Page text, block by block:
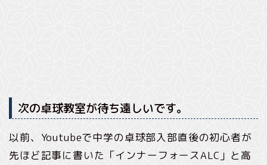
次の卓球教室が待ち遠しいです。
以前、Youtubeで中学の卓球部入部直後の初心者が
先ほど記事に書いた「インナーフォースALC」と高